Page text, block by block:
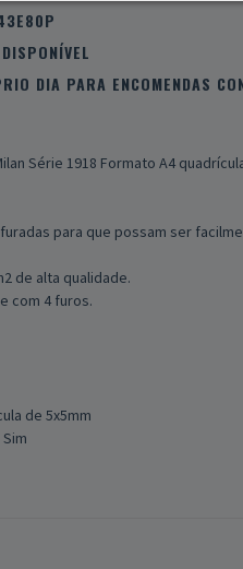
DISPONÍVEL
DIA PARA ENCOMENDAS
Série 1918 Formato A4
para que possam ser
de alta qualidade.
com 4 furos.
de 5x5mm